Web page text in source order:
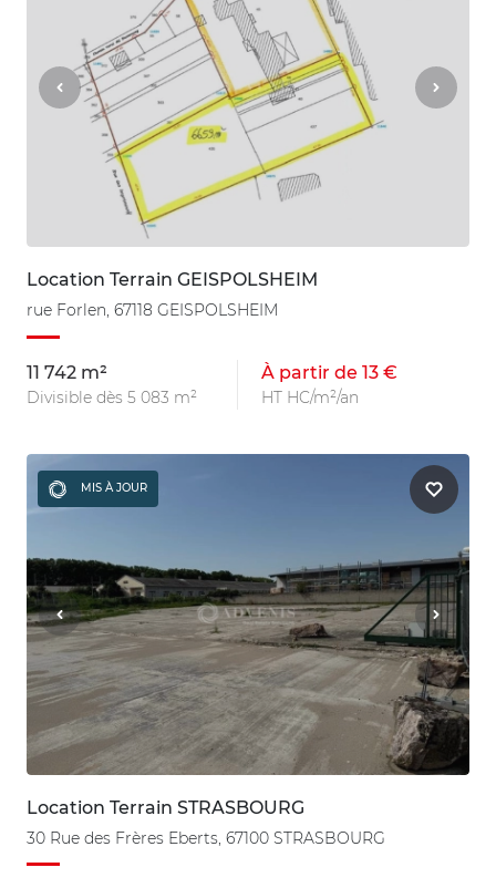
Location Terrain GEISPOLSHEIM
rue Forlen, 67118 GEISPOLSHEIM
11 742 m²
Divisible dès 5 083 m²
À partir de 13 €
HT HC/m²/an
MIS À JOUR
Location Terrain STRASBOURG
30 Rue des Frères Eberts, 67100 STRASBOURG